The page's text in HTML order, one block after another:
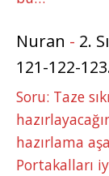
Nuran - 2.
121-122-
Soru: Taze
hazırlama
Portakalları